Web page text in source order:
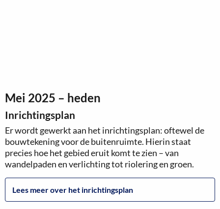
Mei 2025 – heden
Inrichtingsplan
Er wordt gewerkt aan het inrichtingsplan: oftewel de
bouwtekening voor de buitenruimte. Hierin staat
precies hoe het gebied eruit komt te zien – van
wandelpaden en verlichting tot riolering en groen.
Lees meer over het inrichtingsplan